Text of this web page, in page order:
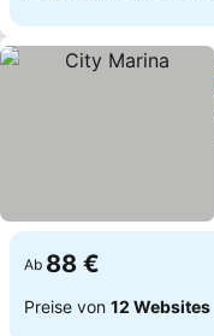
Ab 88 €
Preise von 12 Websites